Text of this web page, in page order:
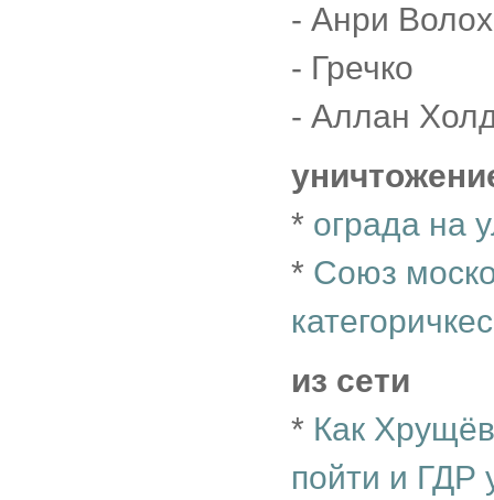
- Анри
- Гречко
- Аллан
* ограда на
* Союз
из сети
* Как
пойти и ГДР